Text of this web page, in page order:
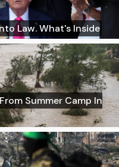
Law. What's Inside
Summer Camp In